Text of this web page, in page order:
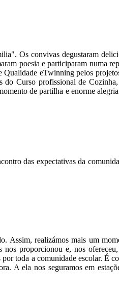
Os convivas degustaram
poesia e participaram numa
eTwinning pelos
Curso profissional de
de partilha e enorme
das expectativas da
Assim, realizámos mais um
proporcionou e, nos
toda a comunidade escolar. É
A ela nos seguramos em